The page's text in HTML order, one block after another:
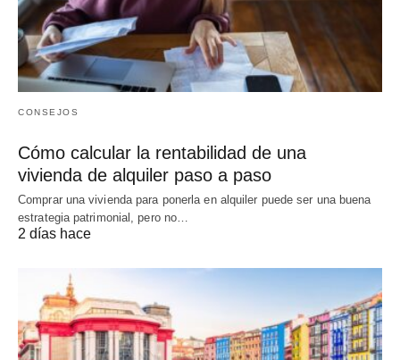
CONSEJOS
Cómo calcular la rentabilidad de una
vivienda de alquiler paso a paso
Comprar una vivienda para ponerla en alquiler puede ser una buena
estrategia patrimonial, pero no…
2 días hace